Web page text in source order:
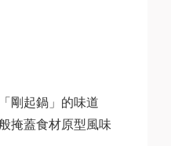
剛起鍋」的味道
掩蓋食材原型風味